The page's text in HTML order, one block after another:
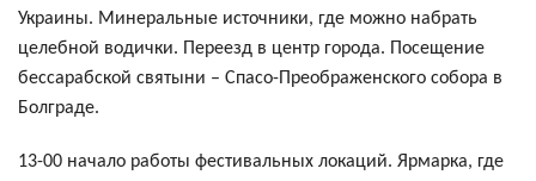
Украины. Минеральные источники, где можно набрать
целебной водички. Переезд в центр города. Посещение
бессарабской святыни – Спасо-Преображенского собора в
Болграде.
13-00 начало работы фестивальных локаций. Ярмарка, где